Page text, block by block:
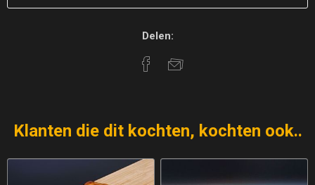
Delen:
Klanten die dit kochten, kochten ook..